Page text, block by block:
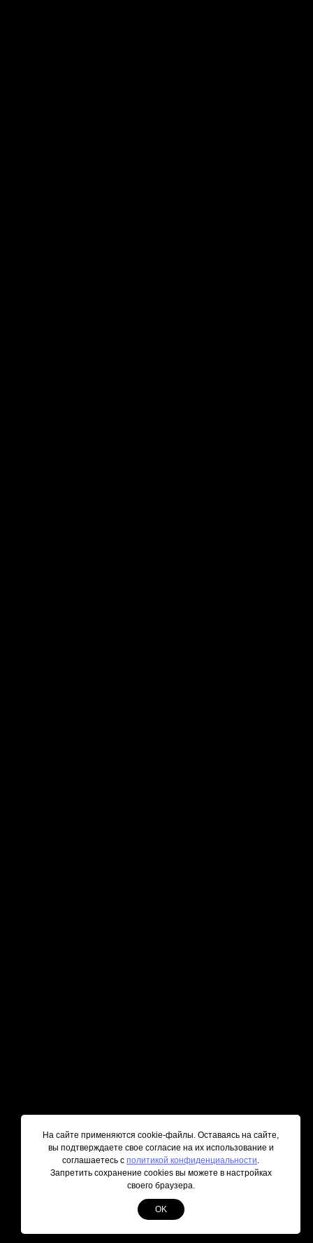
На сайте применяются cookie-файлы. Оставаясь на сайте,
вы подтверждаете свое согласие на их использование и
соглашаетесь с политикой конфиденциальности.
Запретить сохранение cookies вы можете в настройках
своего браузера.
OK